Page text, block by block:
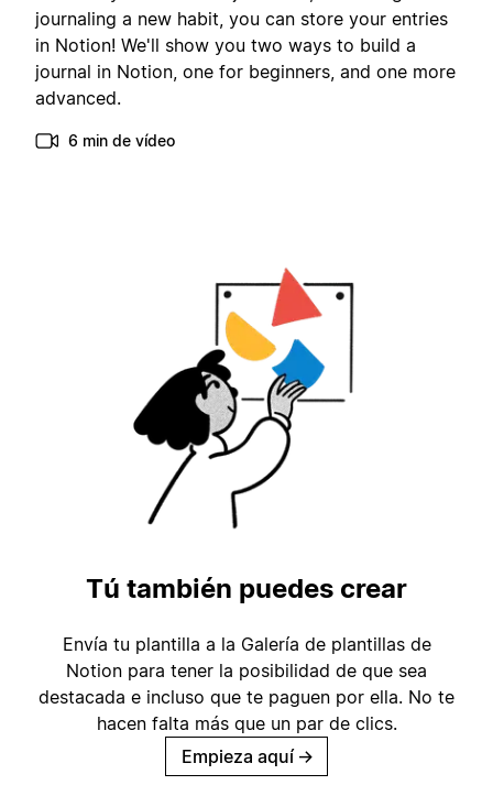
journaling a new habit, you can store your entries
in Notion! We'll show you two ways to build a
journal in Notion, one for beginners, and one more
advanced.
6 min de vídeo
Tú también puedes crear
Envía tu plantilla a la Galería de plantillas de
Notion para tener la posibilidad de que sea
destacada e incluso que te paguen por ella. No te
hacen falta más que un par de clics.
Empieza aquí →